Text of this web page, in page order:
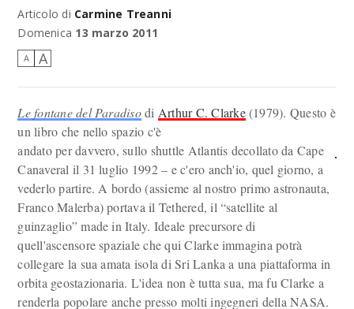
Articolo di Carmine Treanni
Domenica 13 marzo 2011
A A
Le fontane del Paradisodi Arthur C. Clarke(1979). Questo è
un libro che nello spazio c'è
andato per davvero, sullo shuttle Atlantis decollato da Cape
Canaveral il 31 luglio 1992 – e c'ero anch'io, quel giorno, a
vederlo partire. A bordo (assieme al nostro primo astronauta,
Franco Malerba) portava il Tethered, il “satellite al
guinzaglio” made in Italy. Ideale precursore di
quell'ascensore spaziale che qui Clarke immagina potrà
collegare la sua amata isola di Sri Lanka a una piattaforma in
orbita geostazionaria. L'idea non è tutta sua, ma fu Clarke a
renderla popolare anche presso molti ingegneri della NASA.